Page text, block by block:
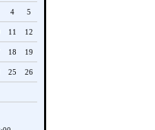
4 5
11 12
18 19
25 26